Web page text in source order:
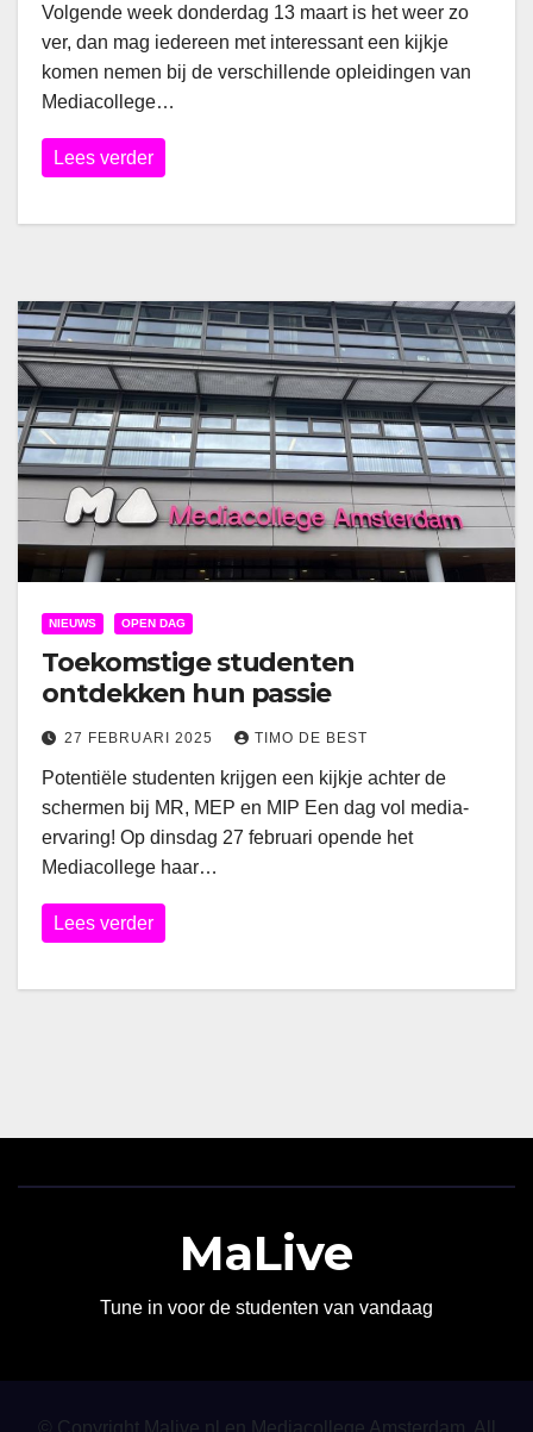
Volgende week donderdag 13 maart is het weer zo
ver, dan mag iedereen met interessant een kijkje
komen nemen bij de verschillende opleidingen van
Mediacollege…
Lees verder
NIEUWS OPEN DAG
Toekomstige studenten
ontdekken hun passie
27 FEBRUARI 2025 TIMO DE BEST
Potentiële studenten krijgen een kijkje achter de
schermen bij MR, MEP en MIP Een dag vol media-
ervaring! Op dinsdag 27 februari opende het
Mediacollege haar…
Lees verder
MaLive
Tune in voor de studenten van vandaag
© Copyright Malive.nl en Mediacollege Amsterdam. All